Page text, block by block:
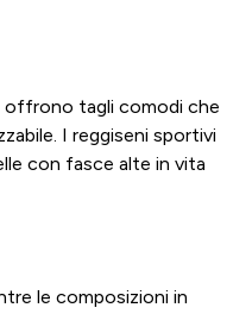
offrono tagli comodi che
I reggiseni sportivi
con fasce alte in vita
le composizioni in